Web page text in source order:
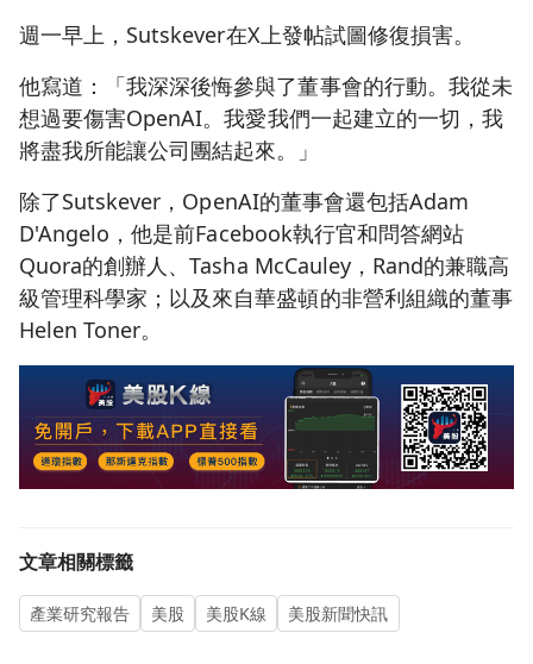
週一早上，Sutskever在X上發帖試圖修復損害。
他寫道：「我深深後悔參與了董事會的行動。我從未
想過要傷害OpenAI。我愛我們一起建立的一切，我
將盡我所能讓公司團結起來。」
除了Sutskever，OpenAI的董事會還包括Adam
D'Angelo，他是前Facebook執行官和問答網站
Quora的創辦人、Tasha McCauley，Rand的兼職高
級管理科學家；以及來自華盛頓的非營利組織的董事
Helen Toner。
文章相關標籤
產業研究報告 美股 美股K線 美股新聞快訊